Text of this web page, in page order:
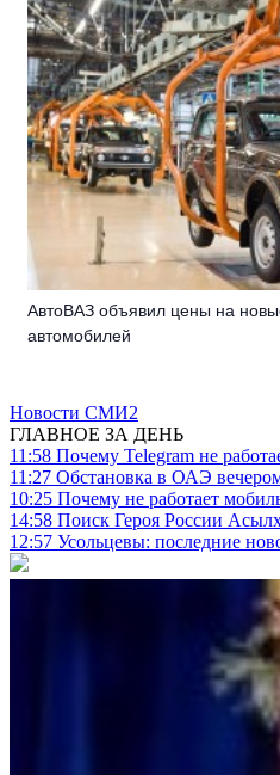
АвтоВАЗ объявил цены на
автомобилей
Новости СМИ2
ГЛАВНОЕ ЗА ДЕНЬ
11:58 Почему Telegram не
11:27 Обстановка в ОАЭ
10:25 Почему не работает
14:58 Поиск Героя России
12:57 Усольцевы: последние